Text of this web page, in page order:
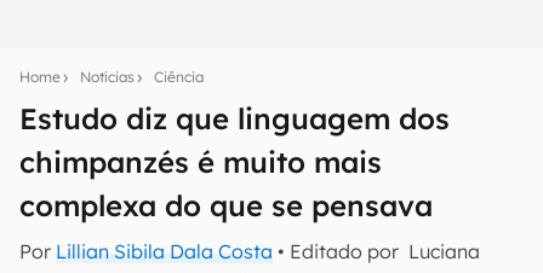
Home Notícias Ciência
Estudo diz que linguagem dos
chimpanzés é muito mais
complexa do que se pensava
Por Lillian Sibila Dala Costa • Editado por Luciana
notícias e reviews sobre tecnologia em primeira
mão.
E-mail
inscreva-se